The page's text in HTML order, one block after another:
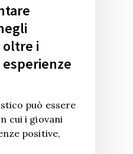
i
può essere
cui i giovani
positive,